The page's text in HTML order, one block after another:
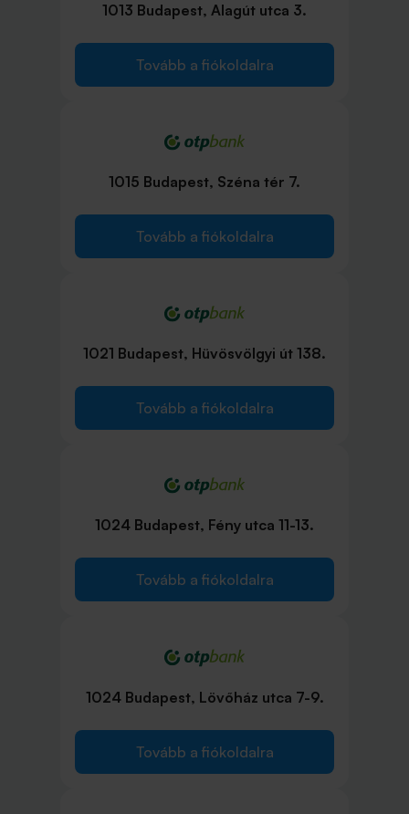
1013 Budapest, Alagút utca 3.
Tovább a fiókoldalra
1015 Budapest, Széna tér 7.
Tovább a fiókoldalra
1021 Budapest, Hüvösvölgyi út 138.
Tovább a fiókoldalra
1024 Budapest, Fény utca 11-13.
Tovább a fiókoldalra
1024 Budapest, Lövőház utca 7-9.
Tovább a fiókoldalra